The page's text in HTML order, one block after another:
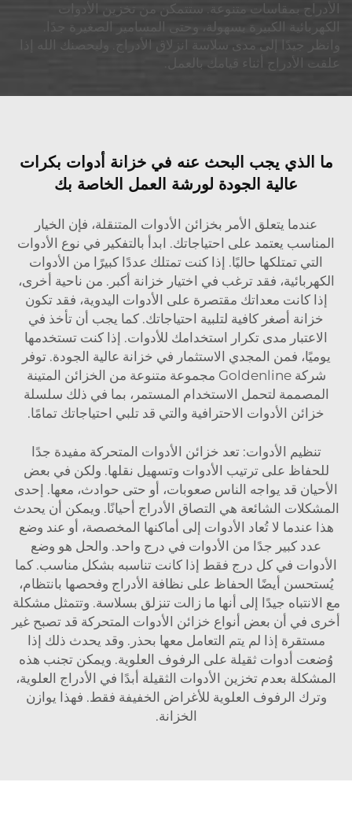
الأدراج بمقاسات متنوعة. ستتمكن من تخزين الأدوات
الكهربائية الكبيرة بسهولة، وحتى المسامير الصغيرة جدًا.
وانظر جيدًا إلى مدى سلاسة انزلاق الأدراج. وليحصنك الله إذا
علقت الأدراج أثناء قيامك بالعمل.
ما الذي يجب البحث عنه في خزانة أدوات بكرات
عالية الجودة لورشة العمل الخاصة بك
عندما يتعلق الأمر بخزائن الأدوات المتنقلة، فإن الخيار
المناسب يعتمد على احتياجاتك. ابدأ بالتفكير في نوع الأدوات
التي تمتلكها حاليًا. إذا كنت تمتلك عددًا كبيرًا من الأدوات
الكهربائية، فقد ترغب في اختيار خزانة أكبر. من ناحية أخرى،
إذا كانت معداتك مقتصرة على الأدوات اليدوية، فقد تكون
خزانة أصغر كافية لتلبية احتياجاتك. كما يجب أن تأخذ في
الاعتبار مدى تكرار استخدامك للأدوات. إذا كنت تستخدمها
يوميًا، فمن المجدي الاستثمار في خزانة عالية الجودة. توفر
شركة Goldenline مجموعة متنوعة من الخزائن المتينة
المصممة لتحمل الاستخدام المستمر، بما في ذلك سلسلة
خزائن الأدوات الاحترافية والتي قد تلبي احتياجاتك تمامًا.
تنظيم الأدوات: تعد خزائن الأدوات المتحركة مفيدة جدًا
للحفاظ على ترتيب الأدوات وتسهيل نقلها. ولكن في بعض
الأحيان قد يواجه الناس صعوبات، أو حتى حوادث، معها. إحدى
المشكلات الشائعة هي التصاق الأدراج أحيانًا. ويمكن أن يحدث
هذا عندما لا تُعاد الأدوات إلى أماكنها المخصصة، أو عند وضع
عدد كبير جدًا من الأدوات في درج واحد. والحل هو وضع
الأدوات في كل درج فقط إذا كانت تناسبه بشكل مناسب. كما
يُستحسن أيضًا الحفاظ على نظافة الأدراج وفحصها بانتظام،
مع الانتباه جيدًا إلى أنها ما زالت تنزلق بسلاسة. وتتمثل مشكلة
أخرى في أن بعض أنواع خزائن الأدوات المتحركة قد تصبح غير
مستقرة إذا لم يتم التعامل معها بحذر. وقد يحدث ذلك إذا
وُضعت أدوات ثقيلة على الرفوف العلوية. ويمكن تجنب هذه
المشكلة بعدم تخزين الأدوات الثقيلة أبدًا في الأدراج العلوية،
وترك الرفوف العلوية للأغراض الخفيفة فقط. فهذا يوازن
الخزانة.